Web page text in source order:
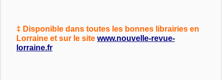
‡ Disponible dans toutes les bonnes librairies en
Lorraine et sur le site www.nouvelle-revue-
lorraine.fr